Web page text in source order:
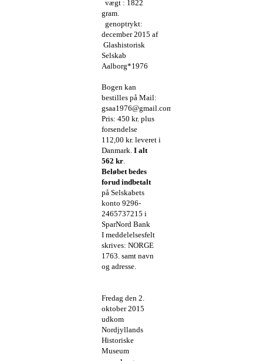
vægt : 1822
gram.
genoptrykt:
december 2015 af
Glashistorisk
Selskab
Aalborg*1976
Bogen kan
bestilles på Mail:
gsaa1976@gmail.com
Pris: 450 kr. plus
forsendelse
112,00 kr. leveret i
Danmark.I alt
562 kr
Beløbet bedes
forud indbetalt
på Selskabets
konto 9296-
2465737215 i
SparNord Bank
I meddelelsesfelt
skrives: NORGE
1763. samt navn
og adresse.
Fredag den 2.
oktober 2015
udkom
Nordjyllands
Historiske
Museum